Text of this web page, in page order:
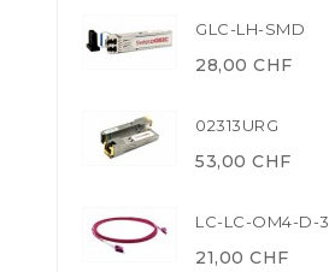
GLC-LH-SMD
28,00 CHF
02313URG
53,00 CHF
LC-LC-OM4-D-3
21,00 CHF